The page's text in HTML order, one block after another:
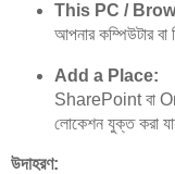
This PC /
আপনার কম্পিউটার বা
Add a Place:
SharePoint বা
লোকেশন যুক্ত করা
উদাহরণ: